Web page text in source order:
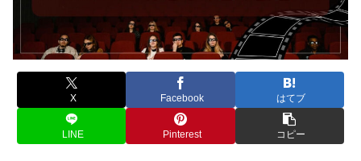
X Facebook はてブ
LINE Pinterest コピー